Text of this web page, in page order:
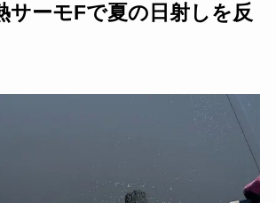
サーモFで夏の日射しを反